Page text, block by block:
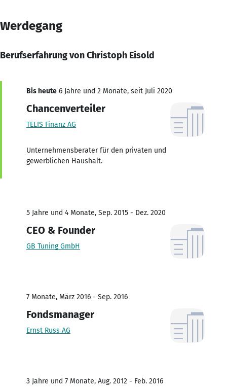
Werdegang
Berufserfahrung von Christoph Eisold
Bis heute 6 Jahre und 2 Monate, seit Juli 2020
Chancenverteiler
TELIS Finanz AG
Unternehmensberater für den privaten und
gewerblichen Haushalt.
5 Jahre und 4 Monate, Sep. 2015 - Dez. 2020
CEO & Founder
GB Tuning GmbH
7 Monate, März 2016 - Sep. 2016
Fondsmanager
Ernst Russ AG
3 Jahre und 7 Monate, Aug. 2012 - Feb. 2016